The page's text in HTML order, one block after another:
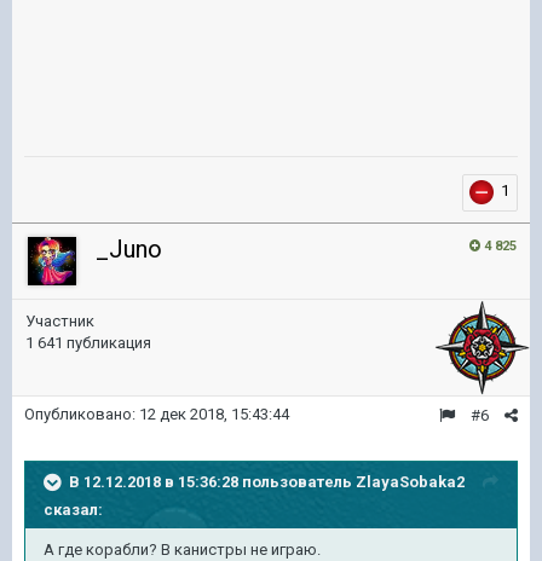
1
4 825
_Juno
Участник
1 641 публикация
#6
Опубликовано: 12 дек 2018, 15:43:44
В 12.12.2018 в 15:36:28 пользователь ZlayaSobaka2
сказал:
А где корабли? В канистры не играю.